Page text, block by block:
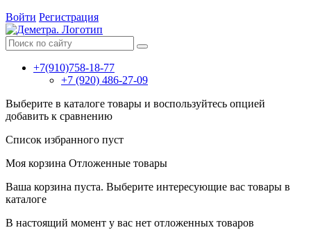
Войти Регистрация
+7(910)758-18-77
+7 (920) 486-27-09
Выберите в каталоге товары и воспользуйтесь опцией
добавить к сравнению
Список избранного пуст
Моя корзина Отложенные товары
Ваша корзина пуста. Выберите интересующие вас товары в
каталоге
В настоящий момент у вас нет отложенных товаров